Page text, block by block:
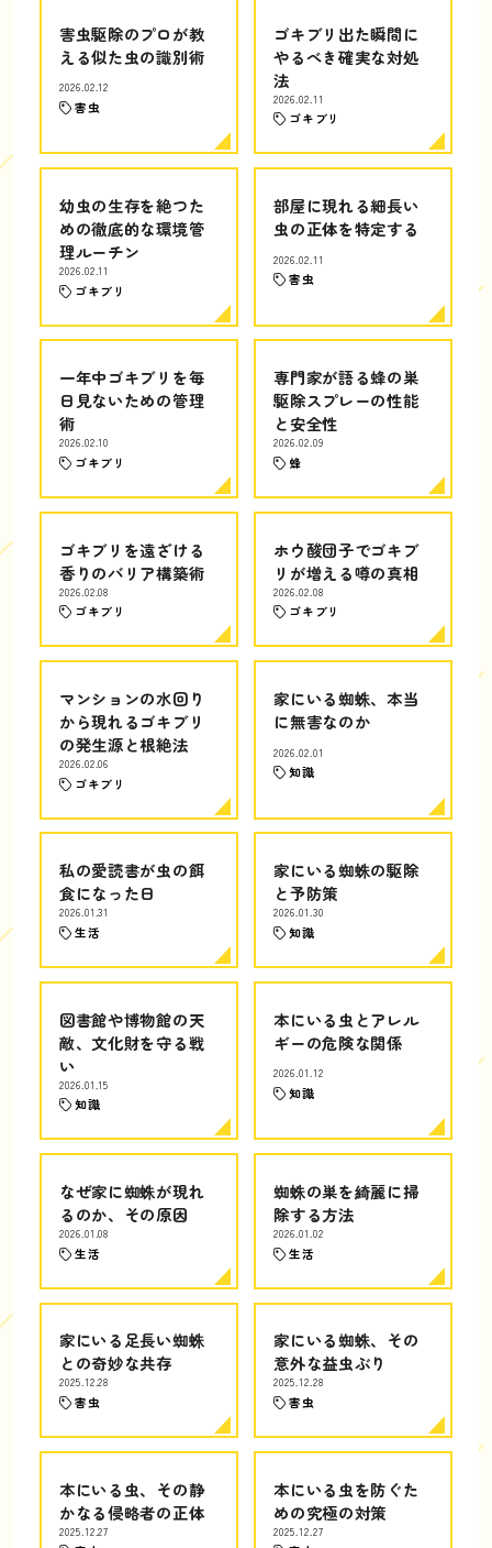
害虫駆除のプロが教
える似た虫の識別術
2026.02.12
害虫
ゴキブリ出た瞬間に
やるべき確実な対処
法
2026.02.11
ゴキブリ
幼虫の生存を絶つた
めの徹底的な環境管
理ルーチン
2026.02.11
ゴキブリ
部屋に現れる細長い
虫の正体を特定する
2026.02.11
害虫
一年中ゴキブリを毎
日見ないための管理
術
2026.02.10
ゴキブリ
専門家が語る蜂の巣
駆除スプレーの性能
と安全性
2026.02.09
蜂
ゴキブリを遠ざける
香りのバリア構築術
2026.02.08
ゴキブリ
ホウ酸団子でゴキブ
リが増える噂の真相
2026.02.08
ゴキブリ
マンションの水回り
から現れるゴキブリ
の発生源と根絶法
2026.02.06
ゴキブリ
家にいる蜘蛛、本当
に無害なのか
2026.02.01
知識
私の愛読書が虫の餌
食になった日
2026.01.31
生活
家にいる蜘蛛の駆除
と予防策
2026.01.30
知識
図書館や博物館の天
敵、文化財を守る戦
い
2026.01.15
知識
本にいる虫とアレル
ギーの危険な関係
2026.01.12
知識
なぜ家に蜘蛛が現れ
るのか、その原因
2026.01.08
生活
蜘蛛の巣を綺麗に掃
除する方法
2026.01.02
生活
家にいる足長い蜘蛛
との奇妙な共存
2025.12.28
害虫
家にいる蜘蛛、その
意外な益虫ぶり
2025.12.28
害虫
本にいる虫、その静
かなる侵略者の正体
2025.12.27
本にいる虫を防ぐた
めの究極の対策
2025.12.27